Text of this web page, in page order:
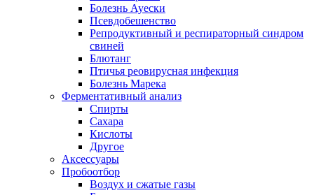
Болезнь Ауески
Псевдобешенство
Репродуктивный и респираторный синдром
свиней
Блютанг
Птичья реовирусная инфекция
Болезнь Марека
Ферментативный анализ
Спирты
Сахара
Кислоты
Другое
Аксессуары
Пробоотбор
Воздух и сжатые газы